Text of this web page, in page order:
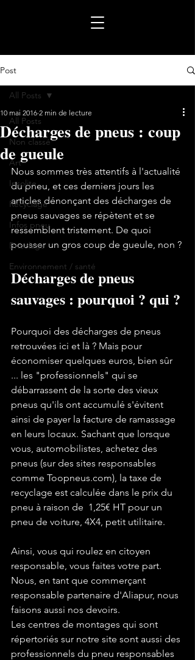
Post
All Posts
Non classé
Art
Insolite
Recyclage
Infos pneu
Bricolage
Environnement / santé
All Posts
Décharges de pneus : coup
de gueule
10 mai 2016 2 min de lecture
Nous sommes très attentifs à l'actualité
du pneu, et ces derniers jours les
articles dénonçant des décharges de
pneus sauvages se répètent et se
ressemblent tristement. De quoi
Décharges de pneus
sauvages : pourquoi ? qui ?
Pourquoi des décharges de pneus
retrouvées ici et là ? Mais pour
économiser quelques euros, bien sûr
... les "professionnels" qui se
débarrassent de la sorte des vieux
pneus qu'ils ont accumulé s'évitent
ainsi de payer la facture de ramassage
en leurs locaux. Sachant que lorsque
vous, automobilistes, achetez des
pneus (sur des sites responsables
comme Toopneus.com), la taxe de
recyclage est calculée dans le prix du
pneu à raison de  1,25€ HT pour un
Ainsi, vous qui roulez en citoyen
responsable, vous faites votre part.
Nous, en tant que commerçant
responsable partenaire d'Aliapur, nous
faisons aussi nos devoirs.
Les centres de montages qui sont
répertoriés sur notre site sont aussi des
professionnels du pneu responsables